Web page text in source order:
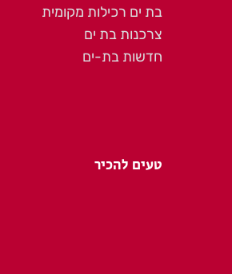
בת ים רכילות מקומית
צרכנות בת ים
חדשות בת-ים
טעים להכיר